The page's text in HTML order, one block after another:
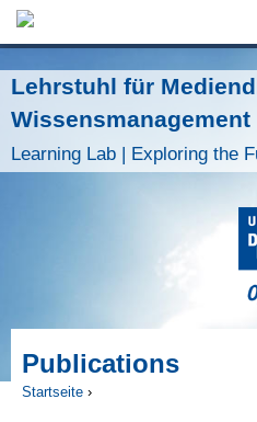
Lehrstuhl für
Wissensmanagement
Learning Lab | Exploring the
Publications
Startseite ›